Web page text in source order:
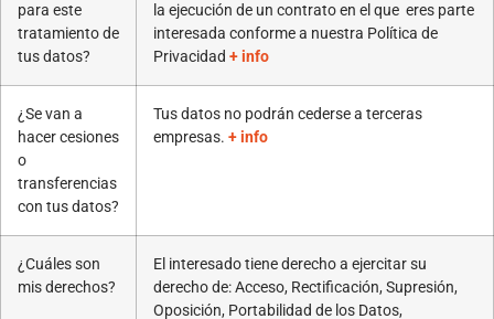
para este
tratamiento de
tus datos?
la ejecución de un contrato en el que eres parte
interesada conforme a nuestra Política de
Privacidad + info
¿Se van a
hacer cesiones
o
transferencias
con tus datos?
Tus datos no podrán cederse a terceras
empresas. + info
¿Cuáles son
mis derechos?
El interesado tiene derecho a ejercitar su
derecho de: Acceso, Rectificación, Supresión,
Oposición, Portabilidad de los Datos,